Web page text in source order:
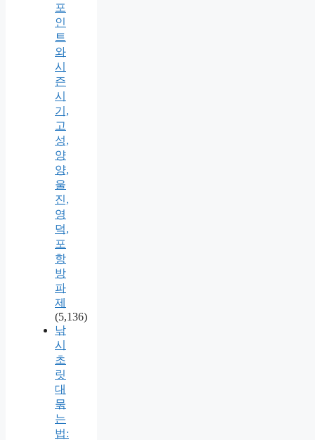
포
인
트
와
시
즌
시
기,
고
성,
양
양,
울
진,
영
덕,
포
항
방
파
제
(5,136)
낚
시
초
릿
대
묶
는
법: